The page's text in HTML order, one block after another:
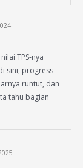
TPS-nya
sini, progress-
runtut, dan
tahu bagian